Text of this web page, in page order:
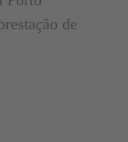
de